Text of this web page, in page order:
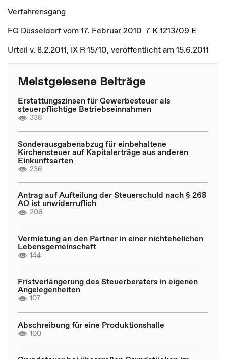
Verfahrensgang
FG Düsseldorf vom 17. Februar 2010 7 K 1213/09 E
Urteil v. 8.2.2011, IX R 15/10, veröffentlicht am 15.6.2011
Meistgelesene Beiträge
Erstattungszinsen für Gewerbesteuer als
steuerpflichtige Betriebseinnahmen
336
Sonderausgabenabzug für einbehaltene
Kirchensteuer auf Kapitalerträge aus anderen
Einkunftsarten
236
Antrag auf Aufteilung der Steuerschuld nach § 268
AO ist unwiderruflich
206
Vermietung an den Partner in einer nichtehelichen
Lebensgemeinschaft
144
Fristverlängerung des Steuerberaters in eigenen
Angelegenheiten
107
Abschreibung für eine Produktionshalle
100